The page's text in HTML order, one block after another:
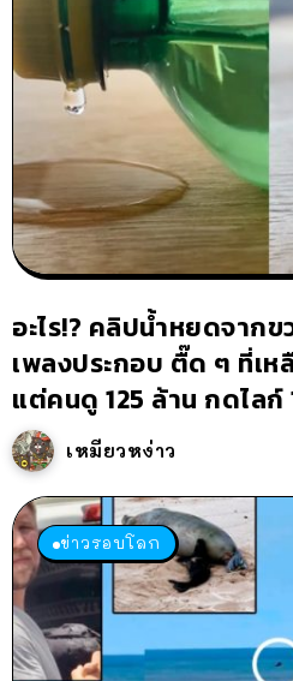
อะไร!? คลิปน้ำหยดจาก
เพลงประกอบ ตื๊ด ๆ ที่เห
แต่คนดู 125 ล้าน กดไลก์
เหมียวหง่าว
ข่าวรอบโลก